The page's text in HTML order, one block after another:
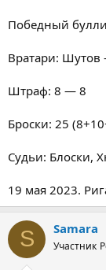
Победный
Вратари: Шутов
Штраф: 8 — 8
Броски: 25
Судьи: Блоски,
19 мая 2023.
S Samara
Участник